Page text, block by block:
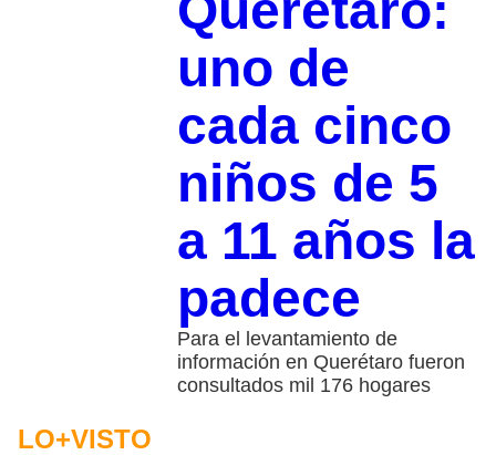
uno de
cada cinco
niños de 5
a 11 años la
padece
Para el levantamiento de
información en Querétaro fueron
consultados mil 176 hogares
LO+VISTO